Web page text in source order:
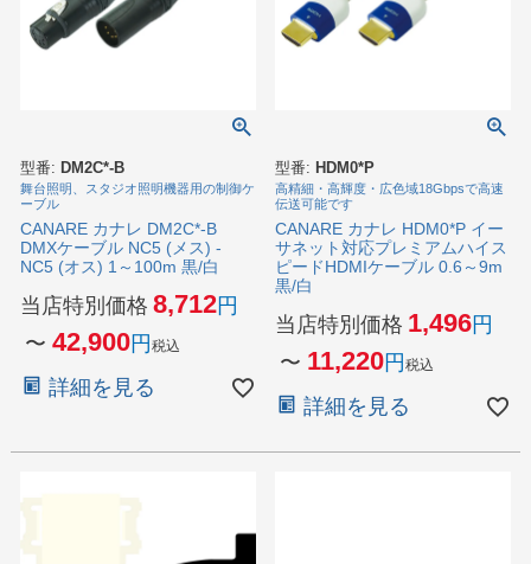
型番: DM2C*-B
舞台照明、スタジオ照明機器用の制御ケ
ーブル
CANARE カナレ DM2C*-B
DMXケーブル NC5 (メス) -
NC5 (オス) 1～100m 黒/白
当店特別価格 8,712
〜 42,900 税込
詳細を見る
型番: HDM0*P
高精細・高輝度・広色域18Gbpsで高速
伝送可能です
CANARE カナレ HDM0*P イー
サネット対応プレミアムハイス
ピードHDMIケーブル 0.6～9m
黒/白
当店特別価格 1,496
〜 11,220 税込
詳細を見る